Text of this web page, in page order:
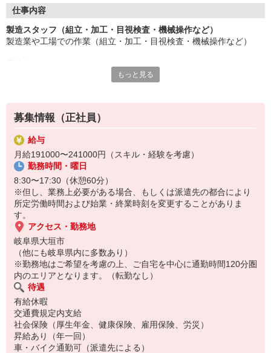
また、勤務時間やシフトなど柔軟に対応いただける方は、ご紹介
長く働きたい――
製造業で正社員としてキャリアを築きたい方、ぜひご応募くださ
仕事内容
製造スタッフ（組立・加工・目視検査・機械操作など）
製造業や工場での作業（組立・加工・目視検査・機械操作など）
製品に不備がないか目視チェック
複雑な作業や力仕事はほとんどなく覚えやすいものばかり！
未経験の方もすぐに慣れていただけると思います。
※当社（株）テクノ・サービスに正社員採用の上で、派遣就業先事
業所へ派遣となります。
もっと見る
募集情報（正社員）
給与
月給191000〜241000円（スキル・経験を考慮）
勤務時間・曜日
8:30〜17:30（休憩60分）
※但し、業務上必要がある場合、もしくは派遣先の都合により
所定労働時間および始業・終業時刻を変更することがありま
す。
アクセス・勤務地
岐阜県大垣市
（他にも岐阜県内に多数あり）
※勤務地はご希望を考慮の上、ご自宅を中心に通勤時間120分圏
内のエリアとなります。（転勤なし）
待遇
有給休暇
交通費規定内支給
社会保険（厚生年金、健康保険、雇用保険、労災）
昇給あり（年一回）
車・バイク通勤可（派遣先による）